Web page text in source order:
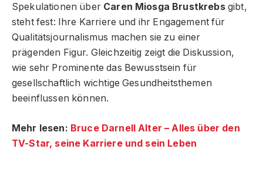
Spekulationen über Caren Miosga Brustkrebsgibt,
steht fest: Ihre Karriere und ihr Engagement für
Qualitätsjournalismus machen sie zu einer
prägenden Figur. Gleichzeitig zeigt die Diskussion,
wie sehr Prominente das Bewusstsein für
gesellschaftlich wichtige Gesundheitsthemen
beeinflussen können.
Mehr lesen: Bruce Darnell Alter – Alles über den
TV-Star, seine Karriere und sein Leben